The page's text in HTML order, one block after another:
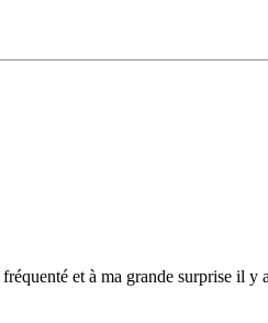
et à ma grande surprise il y